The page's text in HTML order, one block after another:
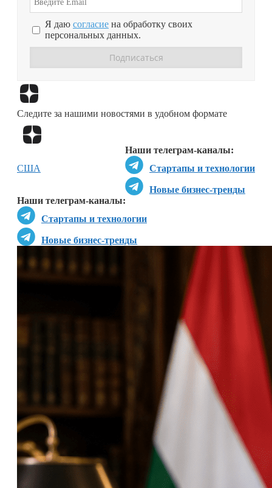
Я даю согласие на обработку своих
персональных данных.
Следите за нашими новостями в удобном формате
Наши телеграм-каналы:
Стартапы и технологии
Новые бизнес-тренды
Наши телеграм-каналы:
Стартапы и технологии
Новые бизнес-тренды
США